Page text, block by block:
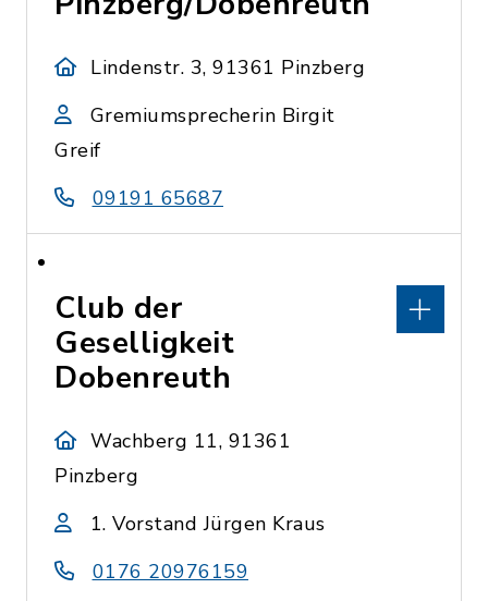
Lindenstr. 3, 91361 Pinzberg
Gremiumsprecherin Birgit
Greif
09191 65687
Club der
Geselligkeit
Dobenreuth
Wachberg 11, 91361
Pinzberg
1. Vorstand Jürgen Kraus
0176 20976159